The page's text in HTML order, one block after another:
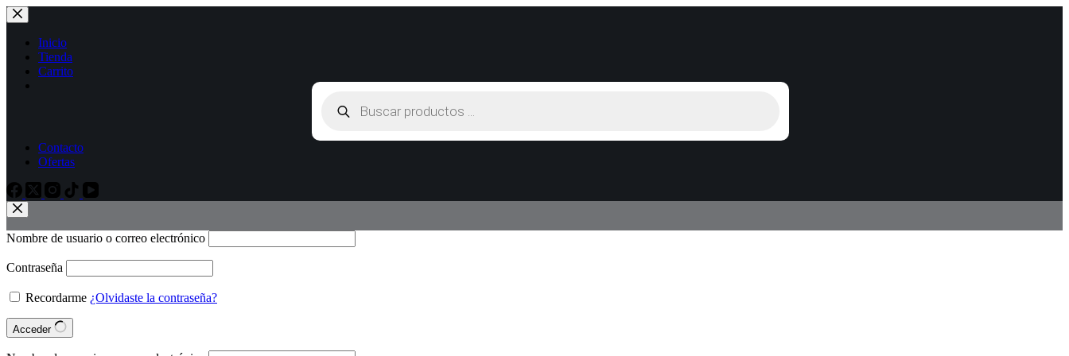
Inicio
Tienda
Carrito
Contacto
Ofertas
Nombre de usuario o correo electrónico
Contraseña
Recordarme ¿Olvidaste la contraseña?
Acceder